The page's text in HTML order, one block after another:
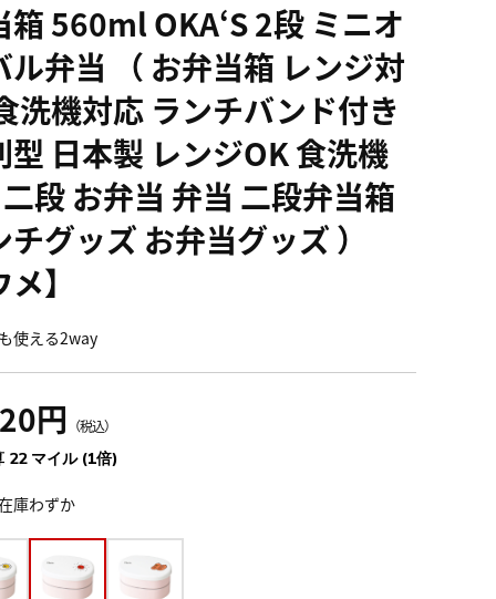
箱 560ml OKA‘S 2段 ミニオ
ル弁当 （ お弁当箱 レンジ対
洗機対応 ランチバンド付き
型 日本製 レンジOK 食洗機
段 お弁当 弁当 二段弁当箱
チグッズ お弁当グッズ ）
】
使える2way
円 （税込）
22 マイル (1倍)
庫わずか